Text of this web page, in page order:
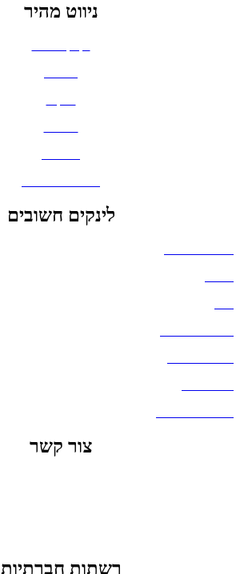
ניווט מהיר
לינקים חשובים
צור קשר
רשתות חברתיות